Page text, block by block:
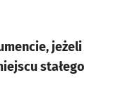
jeżeli
stałego